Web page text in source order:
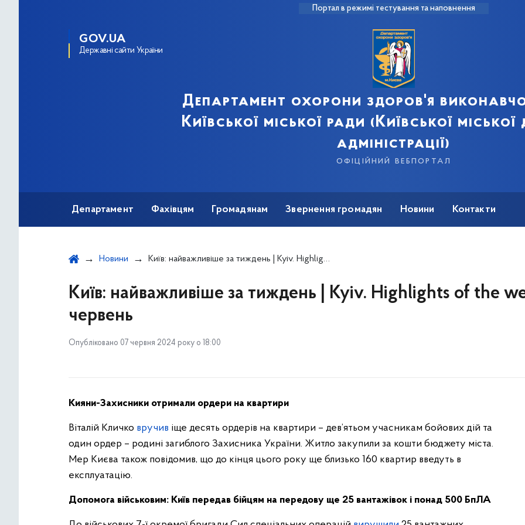
Портал в режимі тестування та наповнення
GOV.UA
Державні сайти України
Департамент охорони здоров'я
Київської міської ради (Київської
адміністрації)
офіційний вебпортал
Департамент Фахівцям Громадянам Звернення громадян Новини Контакти
Новини Київ: найважливіше за тиждень | Kyiv. Highlights of the week червень
Київ: найважливіше за тиждень | Kyiv. Highlights of the
червень
Опубліковано 07 червня 2024 року о 18:00
Кияни-Захисники отримали ордери на квартири
Віталій Кличко вручив іще десять ордерів на квартири – дев’ятьом учасникам бойових дій та
один ордер – родині загиблого Захисника України. Житло закупили за кошти бюджету міста.
Мер Києва також повідомив, що до кінця цього року ще близько 160 квартир введуть в
експлуатацію.
Допомога військовим: Київ передав бійцям на передову ще 25 вантажівок і понад 500 БпЛА